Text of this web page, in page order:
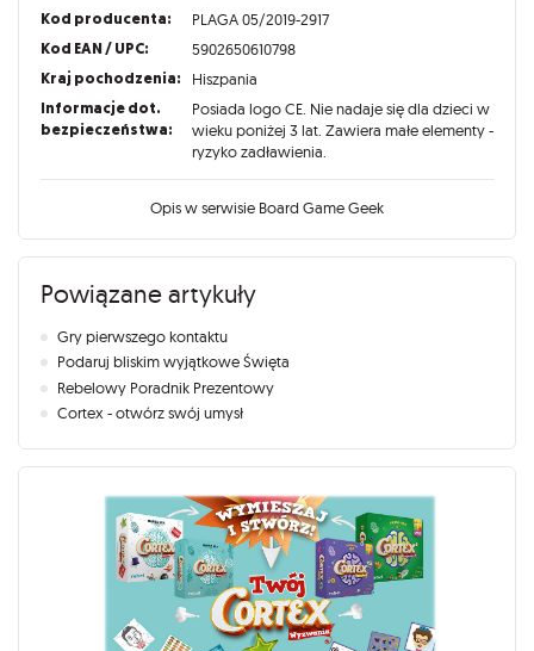
Kod producenta: PLAGA 05/2019-2917
Kod EAN / UPC: 5902650610798
Kraj pochodzenia: Hiszpania
Informacje dot.
bezpieczeństwa:
Posiada logo CE. Nie nadaje się dla dzieci w
wieku poniżej 3 lat. Zawiera małe elementy -
ryzyko zadławienia.
Opis w serwisie Board Game Geek
Powiązane artykuły
Gry pierwszego kontaktu
Podaruj bliskim wyjątkowe Święta
Rebelowy Poradnik Prezentowy
Cortex - otwórz swój umysł